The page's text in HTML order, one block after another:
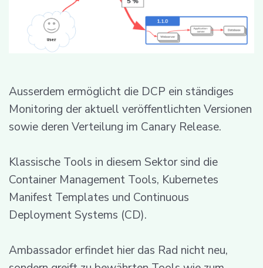
Ausserdem ermöglicht die DCP ein ständiges
Monitoring der aktuell veröffentlichten Versionen
sowie deren Verteilung im Canary Release.
Klassische Tools in diesem Sektor sind die
Container Management Tools, Kubernetes
Manifest Templates und Continuous
Deployment Systems (CD).
Ambassador erfindet hier das Rad nicht neu,